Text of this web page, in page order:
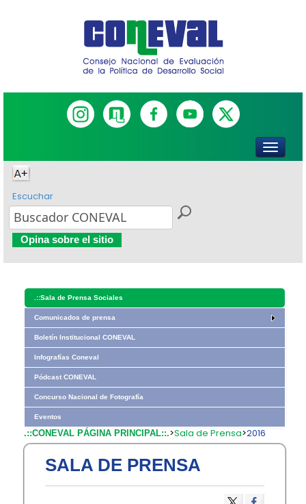
Escuchar
Opina sobre el sitio
.::Sala de Prensa Sociales
Comunicados de prensa
Boletín Institucional CONEVAL
Infografías Coneval
Pódcast CONEVAL
Concurso Nacional de Fotografía
Eventos
.::CONEVAL PÁGINA PRINCIPAL::.>Sala de Prensa>2016
SALA DE PRENSA